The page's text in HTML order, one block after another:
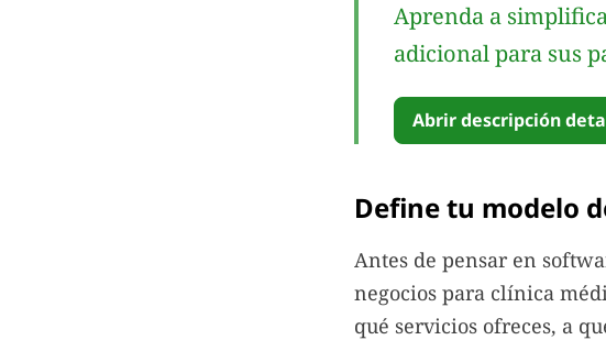
Aprenda a
adicional para sus
Abrir descripción
Define tu modelo
Antes de pensar en
negocios para clínica
qué servicios ofreces, a